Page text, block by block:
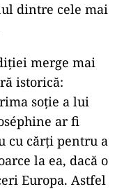
dintre cele mai
merge mai
istorică:
soție a lui
ar fi
cu cărți pentru a
la ea, dacă o
Europa. Astfel